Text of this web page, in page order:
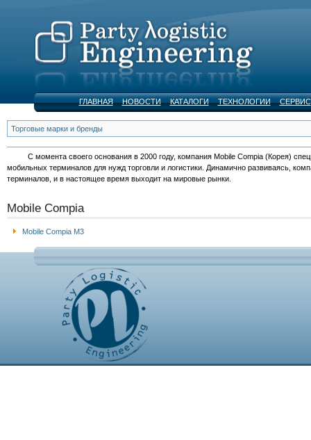
ГЛАВНАЯ НОВОСТИ КАТАЛОГИ ТЕХНОЛОГИИ СЕРВИС
Торговые марки и бренды
С момента своего основания в 2000 году, компания Mobile Compia (Корея)
мобильных терминалов для нужд торговли и логистики. Динамично развиваясь,
терминалов, и в настоящее время выходит на мировые рынки.
Mobile Compia
Mobile Compia M3